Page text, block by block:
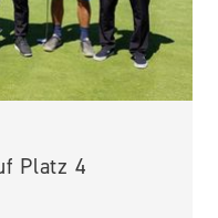
Platz 4